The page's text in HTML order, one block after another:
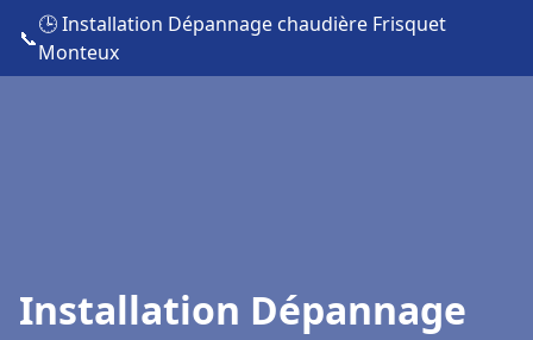
📞
🕒 Installation Dépannage chaudière Frisquet
Monteux
Installation Dépannage